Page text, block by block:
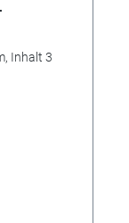
Inhalt 3